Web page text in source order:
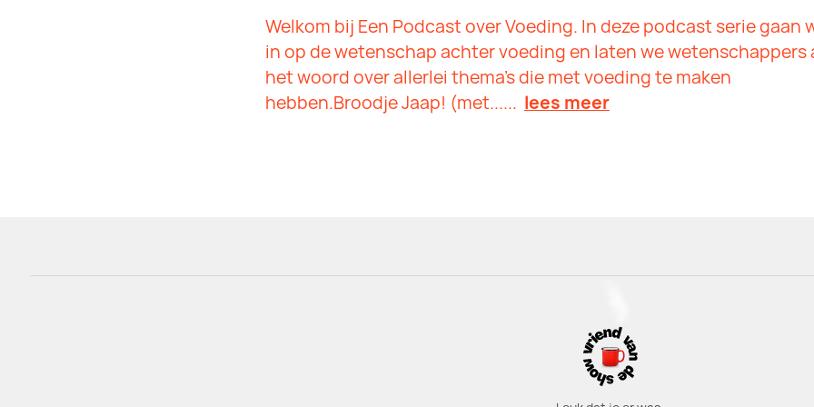
Welkom bij Een Podcast over Voeding. In deze podcast serie gaan
in op de wetenschap achter voeding en laten we wetenschappers
het woord over allerlei thema’s die met voeding te maken
hebben.Broodje Jaap! (met...... lees meer